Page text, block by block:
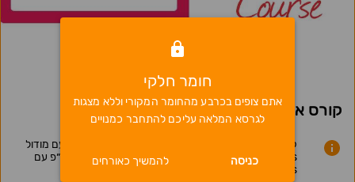
קורס אנגולר - שיעור 6
קריאות לסרבר בעזרת HTTP Service ובניית טפסים עם מודול
Reactive Forms. מתוך קורס Angular שהועבר בשת״פ עם
SQLabs
חומר חלקי
אתם צופים בכרבע מהחומר המקורי וללא מצגות
לגרסא המלאה עליכם להתחבר כמנויים
כניסה להמשיך כאורחים